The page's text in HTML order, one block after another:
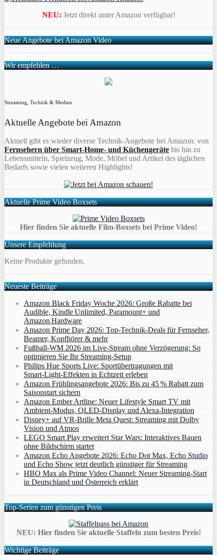
NEU: Jetzt direkt unter Amazon verfügbar!
Neue Angebote bei Amazon Video
Wir empfehlen …
Streaming, Technik & Medien
Aktuelle Angebote bei Amazon
Aktuell gibt es wieder diverse Technik-Angebote bei Amazon: von
Fernsehern über Smart-Home- und Küchengeräte bis hin zu
Lebensmitteln, Spielzeug, Mode, Möbel und Artikel des täglichen
Bedarfs sowie vielen weiteren Highlights!
Aktuelle Prime Video Boxsets
Hier finden Sie aktuelle Film-Boxsets bei Prime Video!
Unsere Empfehlung
Keine Produkte gefunden.
Neueste Beiträge
Amazon Black Friday Woche 2026: Große Rabatte bei
Audible, Kindle Unlimited, Paramount+ und
Amazon Hardware
Amazon Prime Day 2026: Top-Technik-Deals für Fernseher,
Beamer, Kopfhörer & mehr
Fußball-WM 2026 im Live-Stream ohne Verzögerung: So
optimieren Sie Ihr Streaming-Setup
Philips Hue Sports Live: Sportübertragungen mit
Smart‑Light‑Effekten in Echtzeit erleben
Amazon Frühlingsangebote 2026: Bis zu 45 % Rabatt zum
Saisonstart sichern
Amazon Ember Artline: Neuer Lifestyle Smart TV mit
Ambient‑Modus, QLED‑Display und Alexa‑Integration
Disney+ auf VR-Brille Meta Quest: Streaming mit Dolby
Vision und Atmos
LEGO Smart Play erweitert Star Wars: Interaktives Bauen
ohne Bildschirm startet
Amazon Echo Angebote 2026: Echo Dot Max, Echo Studio
und Echo Show jetzt deutlich günstiger für Streaming
HBO Max als Prime Video Channel: Neuer Streaming‑Start
in Deutschland und Österreich erklärt
Top-Serien zum günstigen Preis
NEU: Hier finden Sie aktuelle Staffeln zum besten Preis!
Wichtige Beiträge